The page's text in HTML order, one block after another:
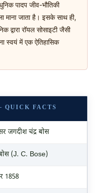
पादप जीव-भौतिकी
जाता है। इसके साथ ही,
द्वारा रॉयल सोसाइटी जैसी
स्वयं में एक ऐतिहासिक
QUICK FACTS
जगदीश चंद्र बोस
(J. C. Bose)
1858